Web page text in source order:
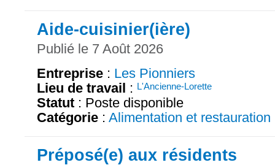
Aide-cuisinier(ière)
Publié le 7 Août 2026
Entreprise : Les Pionniers
Lieu de travail : L'Ancienne-Lorette
Statut : Poste disponible
Catégorie : Alimentation et restauration
Préposé(e) aux résidents